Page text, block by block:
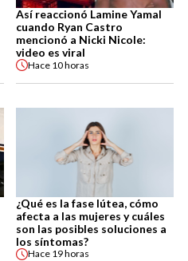
Así reaccionó Lamine Yamal
cuando Ryan Castro
mencionó a Nicki Nicole:
video es viral
Hace 10 horas
¿Qué es la fase lútea, cómo
afecta a las mujeres y cuáles
son las posibles soluciones a
los síntomas?
Hace 19 horas